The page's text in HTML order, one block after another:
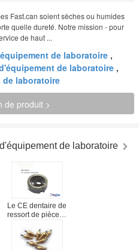
Fast.can soient sèches ou humides
quelle dureté. Notre mission - pour
de haut ...
de laboratoire ,
de laboratoire ,
laboratoire
de produit >
de laboratoire
Le CE dentaire de
ressort de pièce
machine de
coulée par